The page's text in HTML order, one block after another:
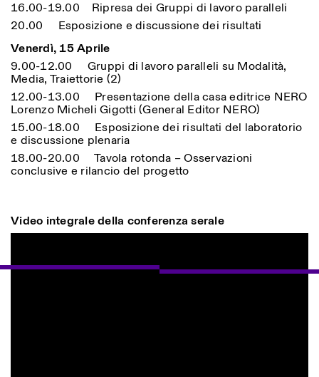
16.00-19.00 Ripresa dei Gruppi di lavoro paralleli
20.00 Esposizione e discussione dei risultati
Venerdì, 15 Aprile
9.00-12.00 Gruppi di lavoro paralleli su Modalità,
Media, Traiettorie (2)
12.00-13.00 Presentazione della casa editrice NERO
Lorenzo Micheli Gigotti (General Editor NERO)
15.00-18.00 Esposizione dei risultati del laboratorio
e discussione plenaria
18.00-20.00 Tavola rotonda – Osservazioni
conclusive e rilancio del progetto
Video integrale della conferenza serale